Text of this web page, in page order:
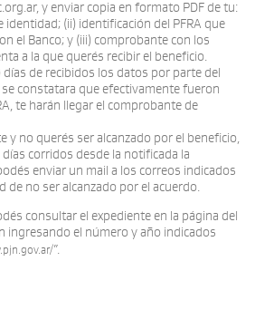
y enviar copia en formato PDF de tu:
identidad; (ii) identificación del PFRA que
el Banco; y (iii) comprobante con los
a la que querés recibir el beneficio.
de recibidos los datos por parte del
se constatara que efectivamente fueron
te harán llegar el comprobante de
y no querés ser alcanzado por el beneficio,
corridos desde la notificada la
enviar un mail a los correos indicados
no ser alcanzado por el acuerdo.
consultar el expediente en la página del
ingresando el número y año indicados
”.